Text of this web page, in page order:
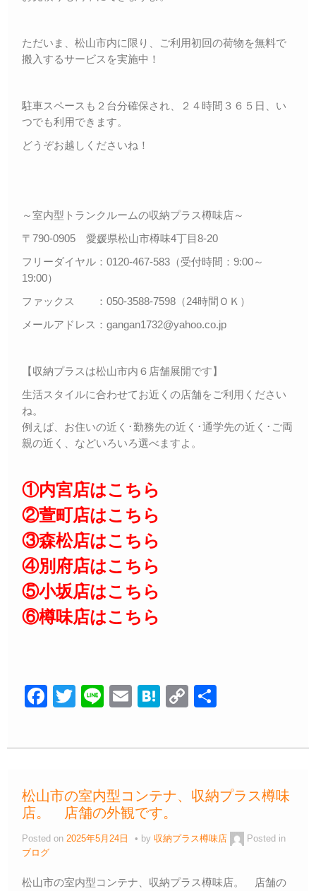
ただいま、松山市内に限り、ご利用初回の荷物を無料で
搬入するサービスを実施中！
駐車スペースも２台分確保され、２４時間３６５日、い
つでも利用できます。
どうぞお越しくださいね！
～室内型トランクルームの収納プラス樽味店～
〒790-0905 愛媛県松山市樽味4丁目8-20
フリーダイヤル：0120-467-583（受付時間：9:00～
19:00）
ファックス ：050-3588-7598（24時間ＯＫ）
メールアドレス：gangan1732@yahoo.co.jp
【収納プラスは松山市内６店舗展開です】
生活スタイルに合わせてお近くの店舗をご利用ください
ね。
例えば、お住いの近く･勤務先の近く･通学先の近く･ご両
親の近く、などいろいろ選べますよ。
①内宮店はこちら
②萱町店はこちら
③森松店はこちら
④別府店はこちら
⑤小坂店はこちら
⑥樽味店はこちら
F
c
b
o
o
k
T
tt
Li
e
E
ail
H
e
a
C
p
Li
n
k
松山市の室内型コンテナ、収納プラス樽味
店。 店舗の外観です。
Posted on 2025年5月24日 by 収納プラス樽味店
Posted in
ブログ
松山市の室内型コンテナ、収納プラス樽味店。 店舗の